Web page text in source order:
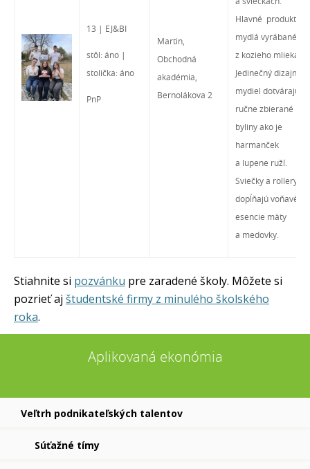
13 | EJ&BI
stôl: áno |
stolička: áno
PnP
Martin,
Obchodná
akadémia,
Bernolákova 2
Hlavné produkty
mydlá vyrábané
z kozieho mlieka.
Jedinečný dizajn
mydiel dotvárajú
ručne zbierané
byliny ako je
harmanček
a lupene ruží.
Sviečky a rollery
dopĺňajú voňavé
esencie mäty
a medovky.
Stiahnite si pozvánku pre zaradené školy. Môžete si
pozrieť aj študentské firmy z minulého školského
roka.
Aplikovaná ekonómia
Veľtrh podnikateľských talentov
Súťažné tímy